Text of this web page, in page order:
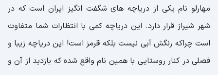
کویرهای ایران
کویر لوت
کویر مصر
مهارلو نام یکی از دریاچه های شگفت انگیز ایران است که در
شهر شیراز قرار دارد. این دریاچه کمی با انتظارات شما متفاوت
است چراکه رنگش آبی نیست بلکه قرمز است! این دریاچه زیبا و
فصلی در کنار روستایی با همین نام واقع شده که بازدید از آن و